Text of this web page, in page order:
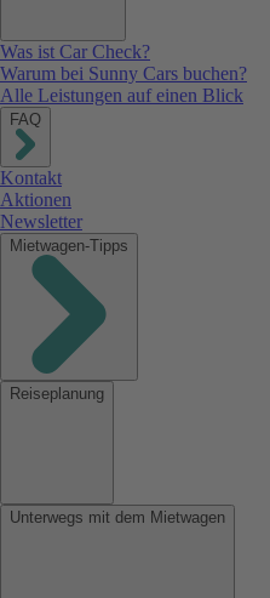
Was ist Car Check?
Warum bei Sunny Cars buchen?
Alle Leistungen auf einen Blick
FAQ
Kontakt
Aktionen
Newsletter
Mietwagen-Tipps
Reiseplanung
Unterwegs mit dem Mietwagen